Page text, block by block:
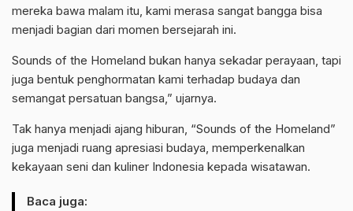
mereka bawa malam itu, kami merasa sangat bangga bisa
menjadi bagian dari momen bersejarah ini.
Sounds of the Homeland bukan hanya sekadar perayaan, tapi
juga bentuk penghormatan kami terhadap budaya dan
semangat persatuan bangsa,” ujarnya.
Tak hanya menjadi ajang hiburan, “Sounds of the Homeland”
juga menjadi ruang apresiasi budaya, memperkenalkan
kekayaan seni dan kuliner Indonesia kepada wisatawan.
Baca juga: